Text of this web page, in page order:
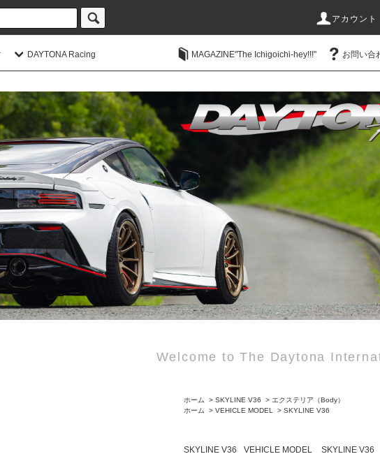
アカウント
DAYTONA Racing MAGAZINE"The Ichigoichi-hey!!!" お問い合
Welcome to The Daytona
ホーム > SKYLINE V36 > エクステリア（Body）
ホーム
> VEHICLE MODEL > SKYLINE V36
SKYLINE V36 VEHICLE MODEL SKYLINE V36